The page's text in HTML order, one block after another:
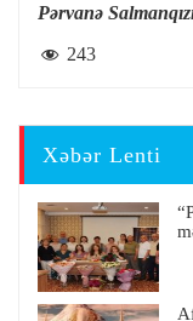
Pərvanə
243
Xəbər Lenti